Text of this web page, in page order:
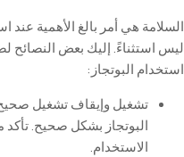
السلامة هي أمر بالغ الأهمية عند
ليس استثناءً. إليك بعض النصائح
استخدام البوتجاز :
تشغيل وإيقافتشغيل
البوتجاز بشكل صحيح.تأكد
الاستخدام.